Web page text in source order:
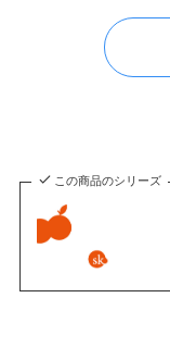
この商品のシリーズ